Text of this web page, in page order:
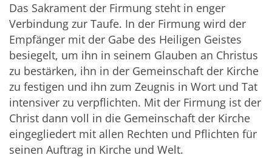
Das Sakrament der Firmung steht in enger
Verbindung zur Taufe. In der Firmung wird der
Empfänger mit der Gabe des Heiligen Geistes
besiegelt, um ihn in seinem Glauben an Christus
zu bestärken, ihn in der Gemeinschaft der Kirche
zu festigen und ihn zum Zeugnis in Wort und Tat
intensiver zu verpflichten. Mit der Firmung ist der
Christ dann voll in die Gemeinschaft der Kirche
eingegliedert mit allen Rechten und Pflichten für
seinen Auftrag in Kirche und Welt.